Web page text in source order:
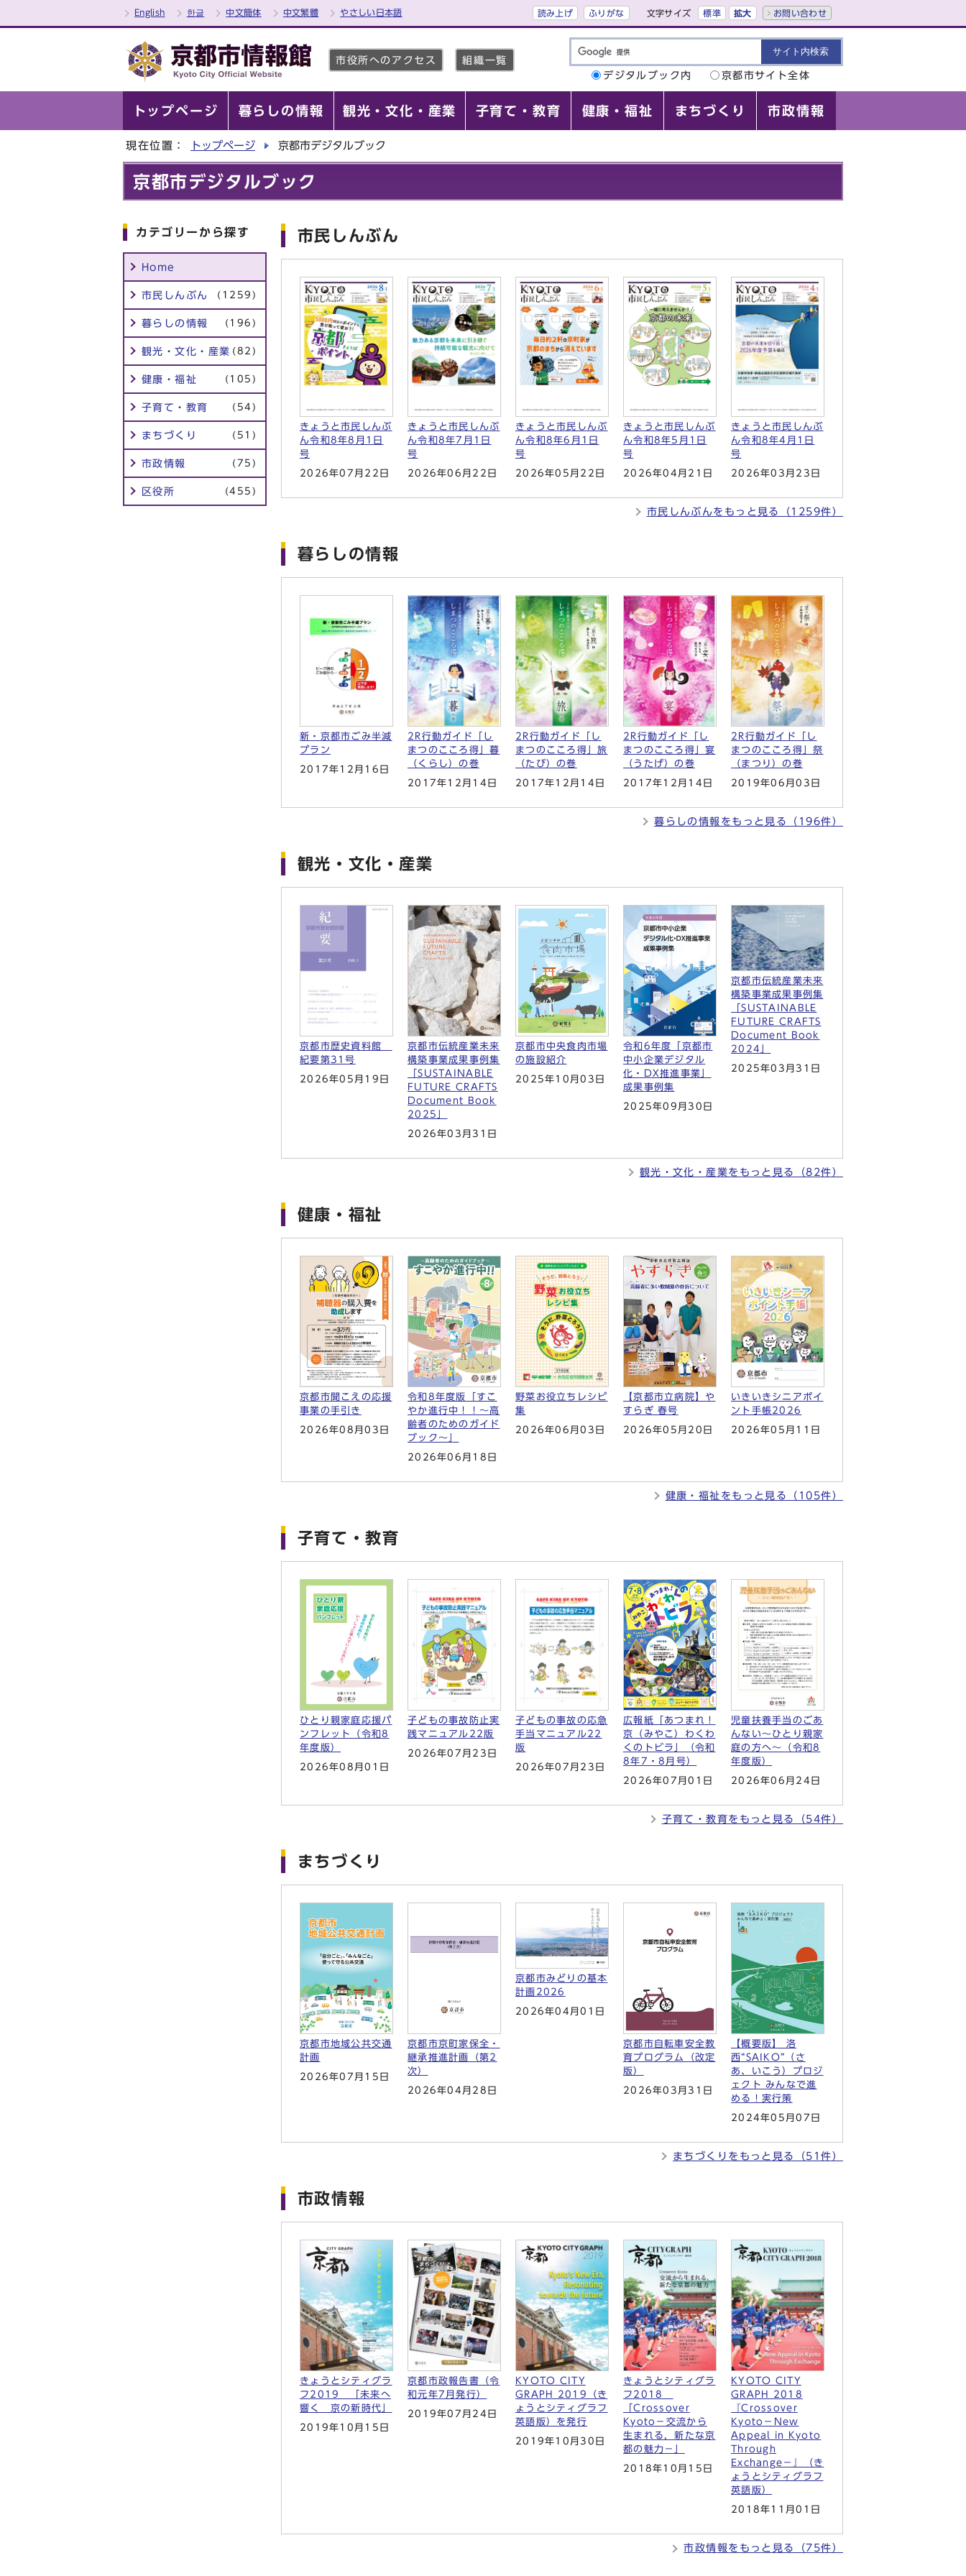
English 한글 中文簡体 中文繁體 やさしい日本語 読み上げ ふりがな 文字サイズ 標準 拡大 お問い合わせ
市役所へのアクセス
組織一覧
デジタルブック内
京都市サイト全体
トップページ 暮らしの情報 観光・文化・産業 子育て・教育 健康・福祉 まちづくり 市政情報
現在位置： トップページ 京都市デジタルブック
京都市デジタルブック
カテゴリーから探す
Home
市民しんぶん (1259)
暮らしの情報 (196)
観光・文化・産業 (82)
健康・福祉 (105)
子育て・教育 (54)
まちづくり (51)
市政情報 (75)
区役所 (455)
市民しんぶん
きょうと市民しんぶ
ん令和8年8月1日
号
2026年07月22日
きょうと市民しんぶ
ん令和8年7月1日
号
2026年06月22日
きょうと市民しんぶ
ん令和8年6月1日
号
2026年05月22日
きょうと市民しんぶ
ん令和8年5月1日
号
2026年04月21日
きょうと市民しんぶ
ん令和8年4月1日
号
2026年03月23日
市民しんぶんをもっと見る（1259件）
暮らしの情報
新・京都市ごみ半減
プラン
2017年12月16日
2R行動ガイド「し
まつのこころ得」暮
（くらし）の巻
2017年12月14日
2R行動ガイド「し
まつのこころ得」旅
（たび）の巻
2017年12月14日
2R行動ガイド「し
まつのこころ得」宴
（うたげ）の巻
2017年12月14日
2R行動ガイド「し
まつのこころ得」祭
（まつり）の巻
2019年06月03日
暮らしの情報をもっと見る（196件）
観光・文化・産業
京都市歴史資料館
紀要第31号
2026年05月19日
京都市伝統産業未来
構築事業成果事例集
「SUSTAINABLE
FUTURE CRAFTS
Document Book
2025」
2026年03月31日
京都市中央食肉市場
の施設紹介
2025年10月03日
令和6年度「京都市
中小企業デジタル
化・DX推進事業」
成果事例集
2025年09月30日
京都市伝統産業未来
構築事業成果事例集
「SUSTAINABLE
FUTURE CRAFTS
Document Book
2024」
2025年03月31日
観光・文化・産業をもっと見る（82件）
健康・福祉
京都市聞こえの応援
事業の手引き
2026年08月03日
令和8年度版「すこ
やか進行中！！～高
齢者のためのガイド
ブック～」
2026年06月18日
野菜お役立ちレシピ
集
2026年06月03日
【京都市立病院】や
すらぎ 春号
2026年05月20日
いきいきシニアポイ
ント手帳2026
2026年05月11日
健康・福祉をもっと見る（105件）
子育て・教育
ひとり親家庭応援パ
ンフレット（令和8
年度版）
2026年08月01日
子どもの事故防止実
践マニュアル22版
2026年07月23日
子どもの事故の応急
手当マニュアル22
版
2026年07月23日
広報紙「あつまれ！
京（みやこ）わくわ
くのトビラ」（令和
8年7・8月号）
2026年07月01日
児童扶養手当のごあ
んない～ひとり親家
庭の方へ～（令和8
年度版）
2026年06月24日
子育て・教育をもっと見る（54件）
まちづくり
京都市地域公共交通
計画
2026年07月15日
京都市京町家保全・
継承推進計画（第2
次）
2026年04月28日
京都市みどりの基本
計画2026
2026年04月01日
京都市自転車安全教
育プログラム（改定
版）
2026年03月31日
【概要版】 洛
西“SAIKO”（さ
あ、いこう）プロジ
ェクト みんなで進
める！実行策
2024年05月07日
まちづくりをもっと見る（51件）
市政情報
きょうとシティグラ
フ2019 「未来へ
響く 京の新時代」
2019年10月15日
京都市政報告書（令
和元年7月発行）
2019年07月24日
KYOTO CITY
GRAPH 2019（き
ょうとシティグラフ
英語版）を発行
2019年10月30日
きょうとシティグラ
フ2018
「Crossover
Kyoto－交流から
生まれる，新たな京
都の魅力－」
2018年10月15日
KYOTO CITY
GRAPH 2018
『Crossover
Kyoto－New
Appeal in Kyoto
Through
Exchange－』（き
ょうとシティグラフ
英語版）
2018年11月01日
市政情報をもっと見る（75件）